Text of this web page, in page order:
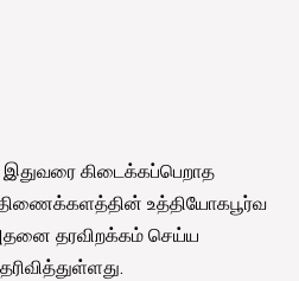
கிடைக்கப்பெறாத
உத்தியோகபூர்வ
தரவிறக்கம் செய்ய